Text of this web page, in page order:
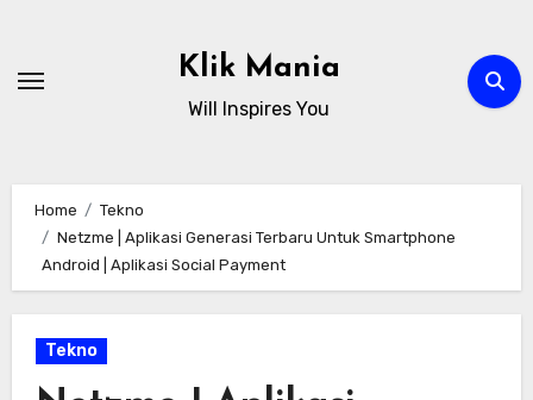
content
Klik Mania
Will Inspires You
Home
Tekno
Netzme | Aplikasi Generasi Terbaru Untuk Smartphone
Android | Aplikasi Social Payment
Tekno